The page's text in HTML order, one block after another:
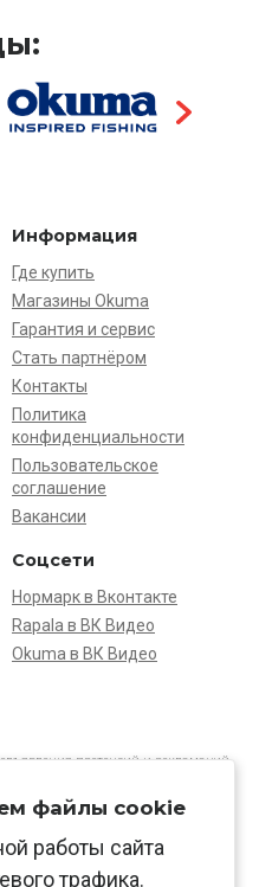
Информация
Где купить
Магазины Okuma
Гарантия и сервис
Стать партнёром
Контакты
Политика
конфиденциальности
Пользовательское
соглашение
Вакансии
Соцсети
Нормарк в Вконтакте
Rapala в ВК Видео
Okuma в ВК Видео
претензий и рекламаций,
отличаться от указанных на сайте.
ОГРН 1037739603505
технологиив соответствии
файлы cookie
работы сайта
трафика.